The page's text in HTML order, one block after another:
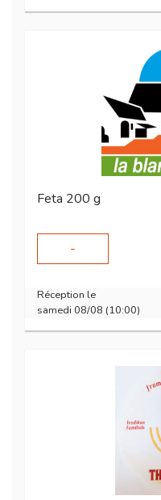
Feta 200 g
-
Réception le
samedi 08/08 (10:00)